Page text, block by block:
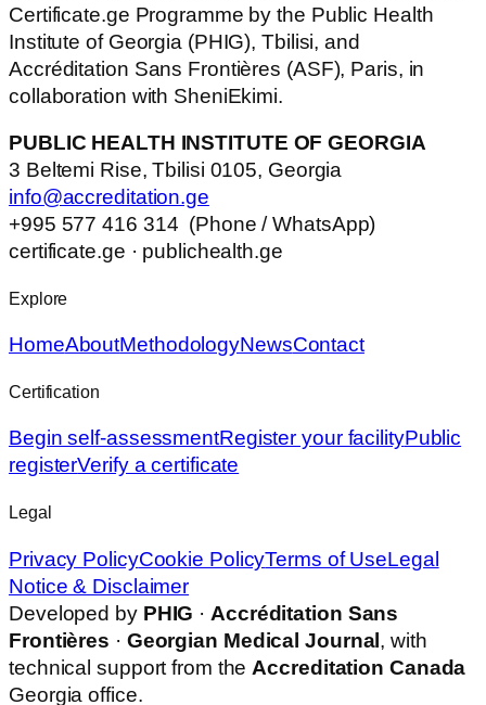
Certificate.ge Programme by the Public Health
Institute of Georgia (PHIG), Tbilisi, and
Accréditation Sans Frontières (ASF), Paris, in
collaboration with SheniEkimi.
PUBLIC HEALTH INSTITUTE OF GEORGIA
3 Beltemi Rise, Tbilisi 0105, Georgia
info@accreditation.ge
+995 577 416 314 (Phone / WhatsApp)
certificate.ge · publichealth.ge
Explore
HomeAboutMethodologyNewsContact
Certification
Begin self-assessmentRegister your facilityPublic
registerVerify a certificate
Legal
Privacy PolicyCookie PolicyTerms of UseLegal
Notice & Disclaimer
Developed by PHIG · Accréditation Sans
Frontières · Georgian Medical Journal, with
technical support from the Accreditation Canada
Georgia office.